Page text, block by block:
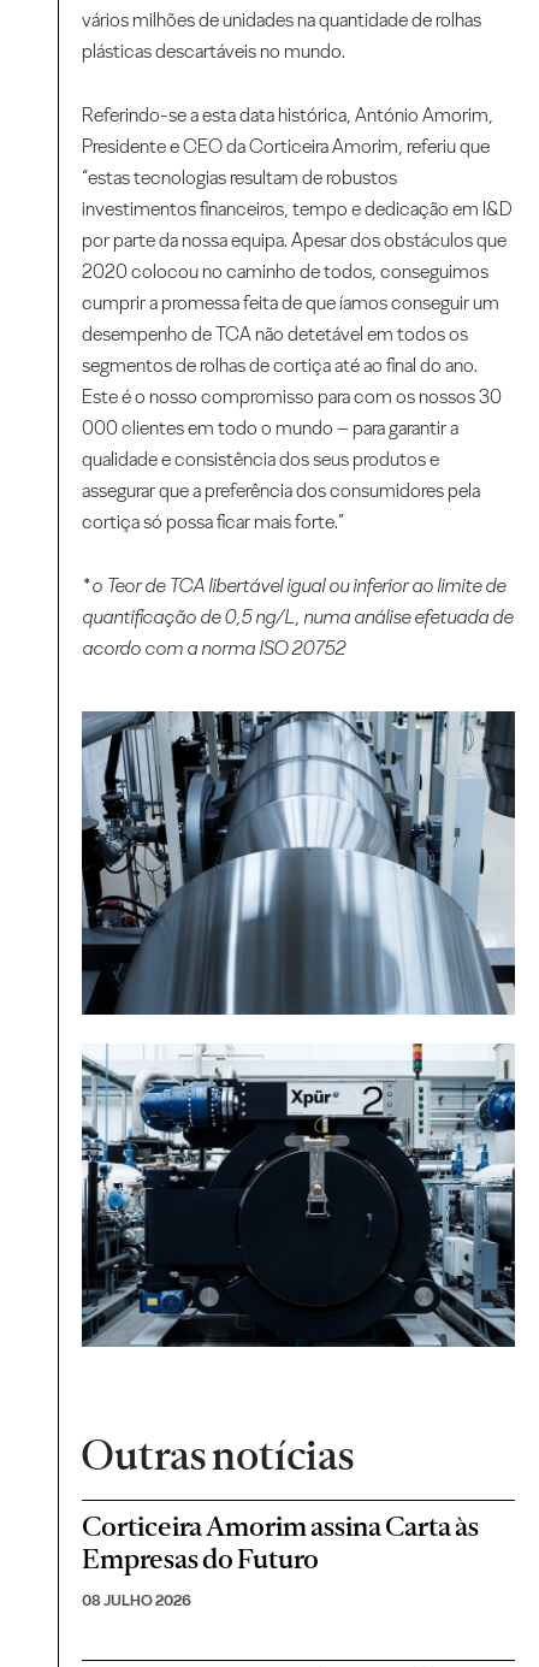
vários milhões de unidades na quantidade de rolhas
plásticas descartáveis no mundo.
Referindo-se a esta data histórica, António Amorim,
Presidente e CEO da Corticeira Amorim, referiu que
“estas tecnologias resultam de robustos
investimentos financeiros, tempo e dedicação em I&D
por parte da nossa equipa. Apesar dos obstáculos que
2020 colocou no caminho de todos, conseguimos
cumprir a promessa feita de que íamos conseguir um
desempenho de TCA não detetável em todos os
segmentos de rolhas de cortiça até ao final do ano.
Este é o nosso compromisso para com os nossos 30
000 clientes em todo o mundo – para garantir a
qualidade e consistência dos seus produtos e
assegurar que a preferência dos consumidores pela
cortiça só possa ficar mais forte.”
* o Teor de TCA libertável igual ou inferior ao limite de
quantificação de 0,5 ng/L, numa análise efetuada de
acordo com a norma ISO 20752
Outras notícias
Corticeira Amorim assina Carta às
Empresas do Futuro
08 JULHO 2026